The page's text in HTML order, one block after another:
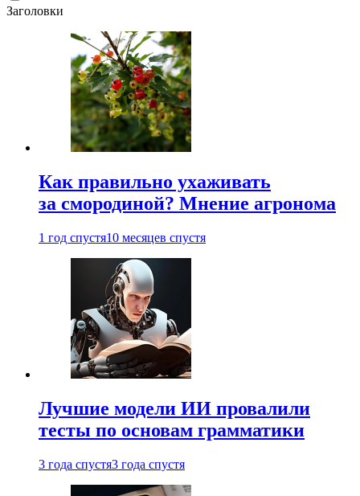
Заголовки
Как правильно ухаживать
за смородиной? Мнение агронома
1 год спустя10 месяцев спустя
Лучшие модели ИИ провалили
тесты по основам грамматики
3 года спустя3 года спустя